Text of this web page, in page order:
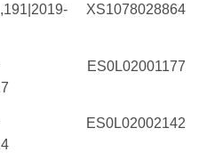
XS1078028864
ES0L02001177
ES0L02002142